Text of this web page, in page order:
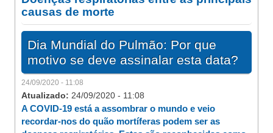
causas de morte
Dia Mundial do Pulmão: Por que
motivo se deve assinalar esta data?
24/09/2020 - 11:08
Atualizado: 24/09/2020 - 11:08
A COVID-19 está a assombrar o mundo e veio
recordar-nos do quão mortíferas podem ser as